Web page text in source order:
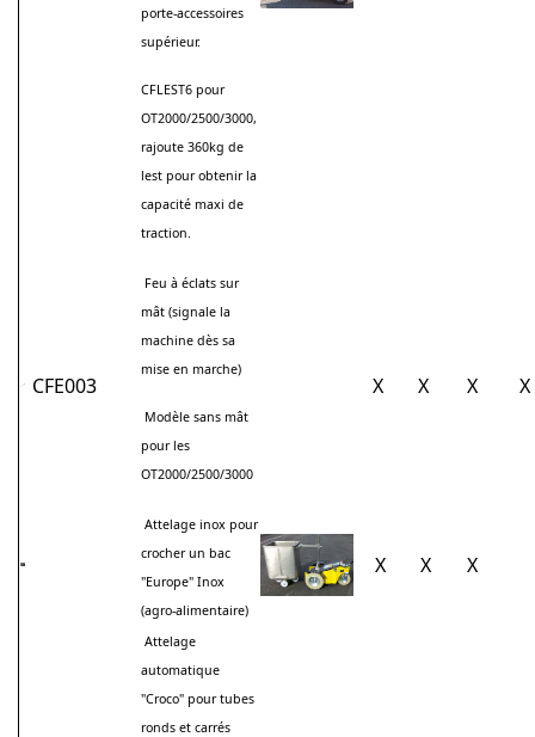
porte-accessoires
supérieur.
CFLEST6 pour
OT2000/2500/3000,
rajoute 360kg de
lest pour obtenir la
capacité maxi de
traction.
CFE003
Feu à éclats sur
mât (signale la
machine dès sa
mise en marche)
Modèle sans mât
pour les
OT2000/2500/3000
X X X X
Attelage inox pour
crocher un bac
"Europe" Inox
(agro-alimentaire)
X X X
Attelage
automatique
"Croco" pour tubes
ronds et carrés